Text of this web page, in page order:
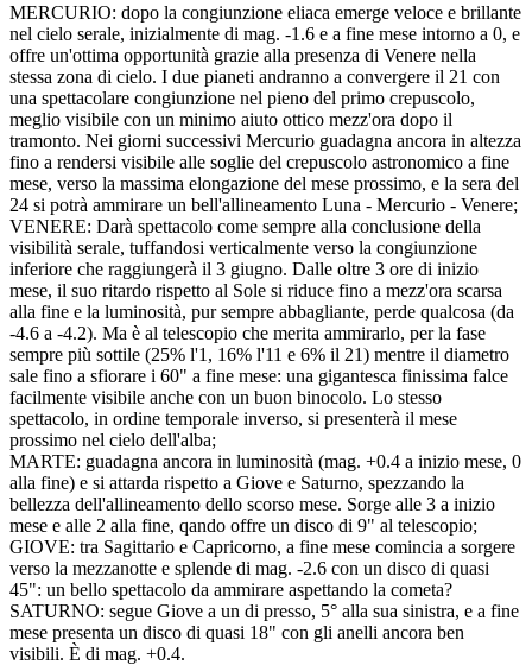
MERCURIO: dopo la congiunzione eliaca emerge veloce e brillante
nel cielo serale, inizialmente di mag. -1.6 e a fine mese intorno a 0, e
offre un'ottima opportunità grazie alla presenza di Venere nella
stessa zona di cielo. I due pianeti andranno a convergere il 21 con
una spettacolare congiunzione nel pieno del primo crepuscolo,
meglio visibile con un minimo aiuto ottico mezz'ora dopo il
tramonto. Nei giorni successivi Mercurio guadagna ancora in altezza
fino a rendersi visibile alle soglie del crepuscolo astronomico a fine
mese, verso la massima elongazione del mese prossimo, e la sera del
24 si potrà ammirare un bell'allineamento Luna - Mercurio - Venere;
VENERE: Darà spettacolo come sempre alla conclusione della
visibilità serale, tuffandosi verticalmente verso la congiunzione
inferiore che raggiungerà il 3 giugno. Dalle oltre 3 ore di inizio
mese, il suo ritardo rispetto al Sole si riduce fino a mezz'ora scarsa
alla fine e la luminosità, pur sempre abbagliante, perde qualcosa (da
-4.6 a -4.2). Ma è al telescopio che merita ammirarlo, per la fase
sempre più sottile (25% l'1, 16% l'11 e 6% il 21) mentre il diametro
sale fino a sfiorare i 60" a fine mese: una gigantesca finissima falce
facilmente visibile anche con un buon binocolo. Lo stesso
spettacolo, in ordine temporale inverso, si presenterà il mese
prossimo nel cielo dell'alba;
MARTE: guadagna ancora in luminosità (mag. +0.4 a inizio mese, 0
alla fine) e si attarda rispetto a Giove e Saturno, spezzando la
bellezza dell'allineamento dello scorso mese. Sorge alle 3 a inizio
mese e alle 2 alla fine, qando offre un disco di 9" al telescopio;
GIOVE: tra Sagittario e Capricorno, a fine mese comincia a sorgere
verso la mezzanotte e splende di mag. -2.6 con un disco di quasi
45": un bello spettacolo da ammirare aspettando la cometa?
SATURNO: segue Giove a un di presso, 5° alla sua sinistra, e a fine
mese presenta un disco di quasi 18" con gli anelli ancora ben
visibili. È di mag. +0.4.